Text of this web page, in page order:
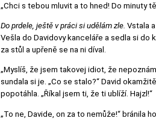
„Chci s tebou mluvit a to hned! Do minuty
Do prdele, ještě v práci si udělám zle. Vstala
Vešla do Davidovy kanceláře a sedla si do
za stůl a upřeně se na ni díval.
„Myslíš, že jsem takovej idiot, že
sundala si je. „Co se stalo?“ David
popotáhla. „Říkal jsem ti, že ti ublíží. Hajzl!“
„To ne, Davide, on za to nemůže!“ bránila